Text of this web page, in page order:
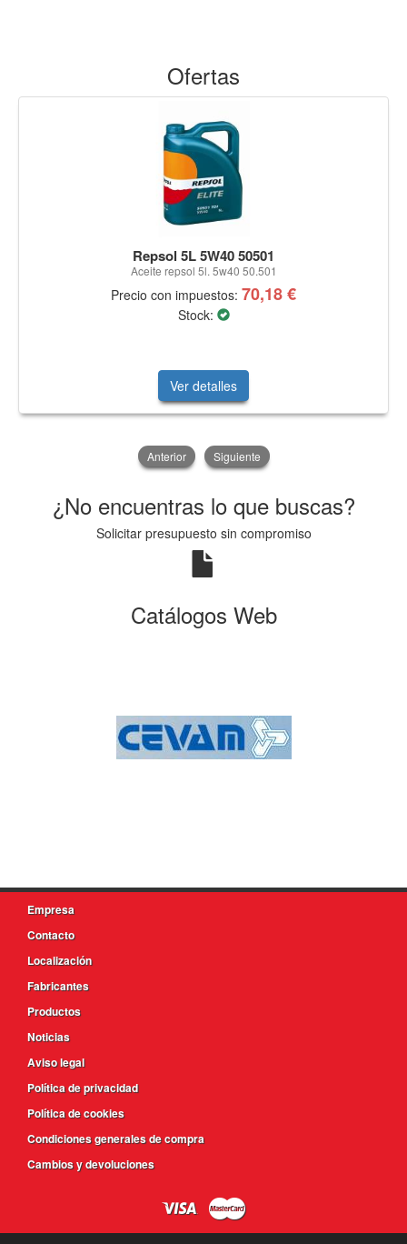
Ofertas
Repsol 5L 5W40 50501
Aceite repsol 5l. 5w40 50.501
Precio con impuestos: 70,18 €
Stock:
Ver detalles
Anterior Siguiente
¿No encuentras lo que buscas?
Solicitar presupuesto sin compromiso
Catálogos Web
Empresa
Contacto
Localización
Fabricantes
Productos
Noticias
Aviso legal
Política de privacidad
Política de cookies
Condiciones generales de compra
Cambios y devoluciones